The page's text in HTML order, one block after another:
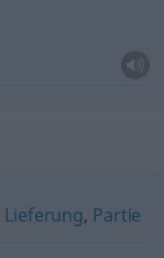
Lieferung, Partie